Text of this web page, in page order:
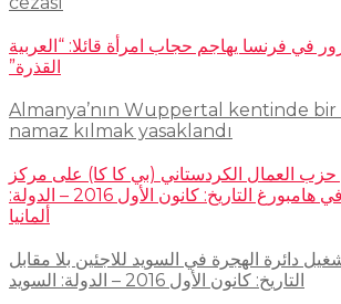
في فرنسا يهاجم حجاب امرأة قائلا: “العربية
القذرة”
Almanya’nın Wuppertal kentinde bir
namaz kılmak yasaklandı
العمال الكردستاني (بي كا كا) على مركز
ثقافيّ تركيّ في هامبورغ التاريخ: كانون الأول 2016 – الدولة:
ألمانيا
دائرة الهجرة في السويد للاجئين بلا مقابل
التاريخ: كانون الأول 2016 – الدولة: السويد